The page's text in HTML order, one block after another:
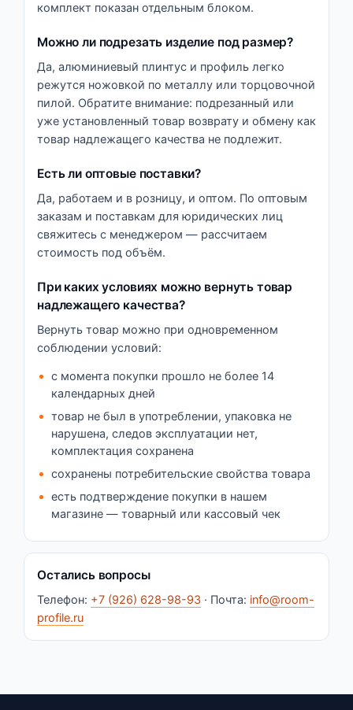
комплект показан отдельным блоком.
Можно ли подрезать изделие под размер?
Да, алюминиевый плинтус и профиль легко
режутся ножовкой по металлу или торцовочной
пилой. Обратите внимание: подрезанный или
уже установленный товар возврату и обмену как
товар надлежащего качества не подлежит.
Есть ли оптовые поставки?
Да, работаем и в розницу, и оптом. По оптовым
заказам и поставкам для юридических лиц
свяжитесь с менеджером — рассчитаем
стоимость под объём.
При каких условиях можно вернуть товар
надлежащего качества?
Вернуть товар можно при одновременном
соблюдении условий:
с момента покупки прошло не более 14
календарных дней
товар не был в употреблении, упаковка не
нарушена, следов эксплуатации нет,
комплектация сохранена
сохранены потребительские свойства товара
есть подтверждение покупки в нашем
магазине — товарный или кассовый чек
Остались вопросы
Телефон: +7 (926) 628-98-93 · Почта: info@room-
profile.ru